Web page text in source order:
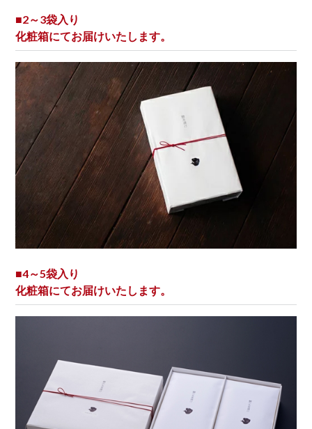
■2～3袋入り
化粧箱にてお届けいたします。
■4～5袋入り
化粧箱にてお届けいたします。